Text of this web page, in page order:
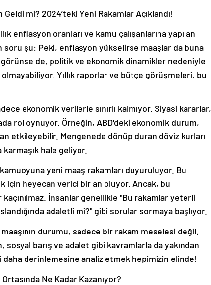
Geldi mi? 2024’teki Yeni Rakamlar Açıklandı!
enflasyon oranları ve kamu çalışanlarına yapılan
soru şu: Peki, enflasyon yükselirse maaşlar da buna
de, politik ve ekonomik dinamikler nedeniyle
Yıllık raporlar ve bütçe görüşmeleri, bu
ekonomik verilerle sınırlı kalmıyor. Siyasi kararlar,
rol oynuyor. Örneğin, ABD'deki ekonomik durum,
etkileyebilir. Mengenede dönüp duran döviz kurları
hale geliyor.
yeni maaş rakamları duyuruluyor. Bu
için heyecan verici bir an oluyor. Ancak, bu
kaçınılmaz. İnsanlar genellikle "Bu rakamlar yeterli
adaletli mi?" gibi sorular sormaya başlıyor.
maaşının durumu, sadece bir rakam meselesi değil.
barış ve adalet gibi kavramlarla da yakından
daha derinlemesine analiz etmek hepimizin elinde!
Ne Kadar Kazanıyor?